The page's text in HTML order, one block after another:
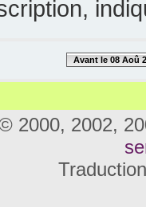
Avant le 08 Aoû
2000, 2002,